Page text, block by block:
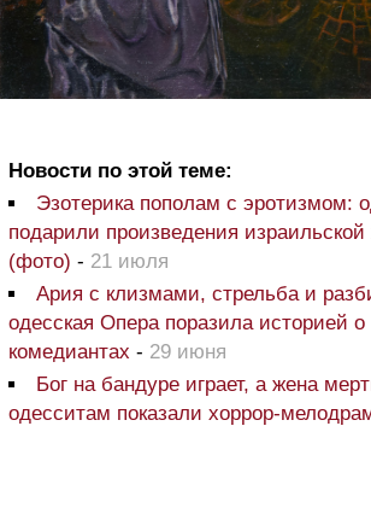
Новости по этой теме:
Эзотерика пополам с эротизмом:
подарили произведения
(фото) - 21 июля
Ария с клизмами, стрельба и
одесская Опера поразила историей
комедиантах - 29 июня
Бог на бандуре играет, а жена
одесситам показали хоррор-